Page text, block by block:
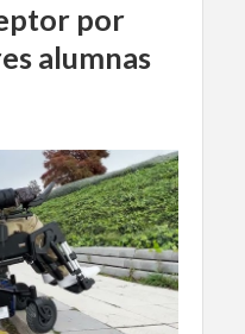
por
alumnas